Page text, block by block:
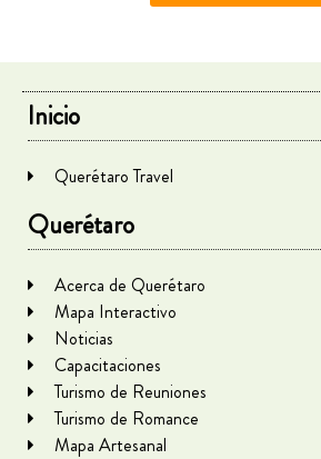
Inicio
Querétaro Travel
Querétaro
Acerca de Querétaro
Mapa Interactivo
Noticias
Capacitaciones
Turismo de Reuniones
Turismo de Romance
Mapa Artesanal